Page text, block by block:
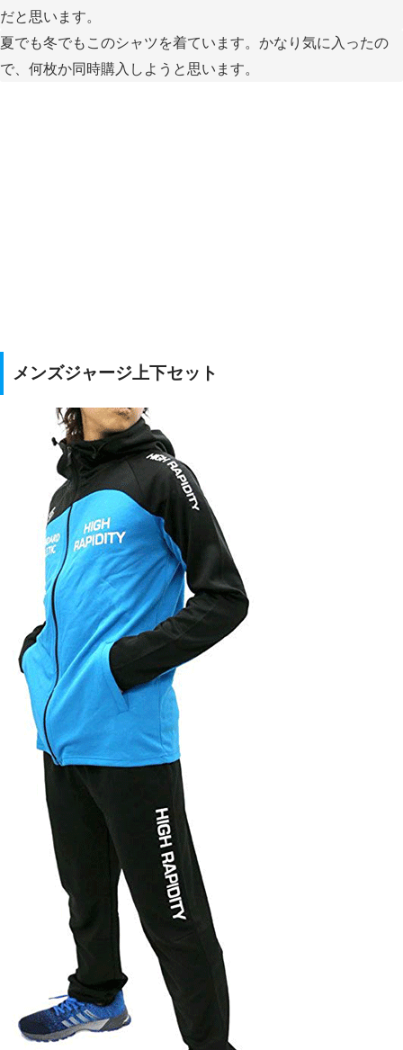
だと思います。
夏でも冬でもこのシャツを着ています。かなり気に入ったの
で、何枚か同時購入しようと思います。
メンズジャージ上下セット